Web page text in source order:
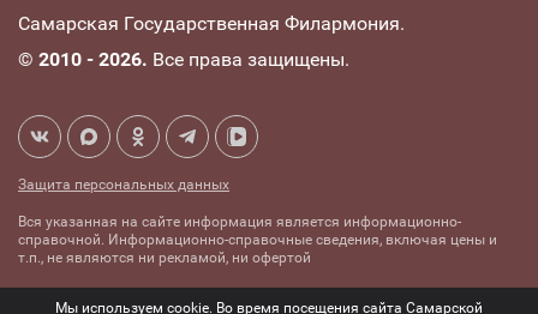
Самарская Государственная Филармония.
© 2010 - 2026. Все права защищены.
Защита персональных данных
Вся указанная на сайте информация является информационно-
справочной. Информационно-справочные сведения, включая цены и
т.п., не являются ни рекламой, ни офертой
Создание сайта - Комплексное
Мы используем cookie. Во время посещения сайта Самарской